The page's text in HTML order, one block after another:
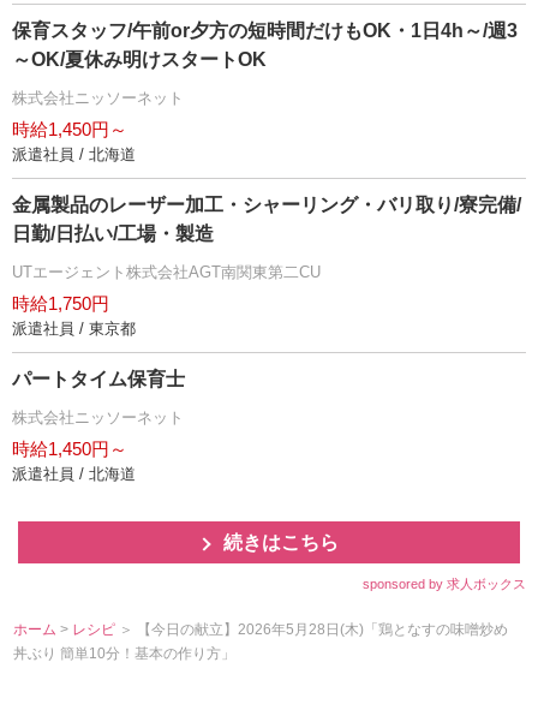
保育スタッフ/午前or夕方の短時間だけもOK・1日4h～/週3
～OK/夏休み明けスタートOK
株式会社ニッソーネット
時給1,450円～
派遣社員 / 北海道
金属製品のレーザー加工・シャーリング・バリ取り/寮完備/
日勤/日払い/工場・製造
UTエージェント株式会社AGT南関東第二CU
時給1,750円
派遣社員 / 東京都
パートタイム保育士
株式会社ニッソーネット
時給1,450円～
派遣社員 / 北海道
続きはこちら
sponsored by 求人ボックス
ホーム > レシピ ＞ 【今日の献立】2026年5月28日(木)「鶏となすの味噌炒め
丼ぶり 簡単10分！基本の作り方」